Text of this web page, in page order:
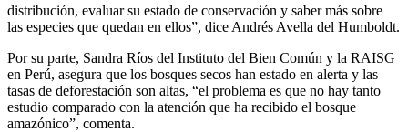
distribución, evaluar su estado de conservación y saber más sobre
las especies que quedan en ellos”, dice Andrés Avella del Humboldt.
Por su parte, Sandra Ríos del Instituto del Bien Común y la RAISG
en Perú, asegura que los bosques secos han estado en alerta y las
tasas de deforestación son altas, “el problema es que no hay tanto
estudio comparado con la atención que ha recibido el bosque
amazónico”, comenta.